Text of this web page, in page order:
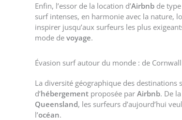
Enfin, l’essor de la location d’Airbnb de
surf intenses, en harmonie avec la nature,
inspirer jusqu’aux surfeurs les plus
mode de voyage.
Évasion surf autour du monde : de
La diversité géographique des destinations
d’hébergement proposée par Airbnb. De la
Queensland, les surfeurs d’aujourd’hui
l’océan.